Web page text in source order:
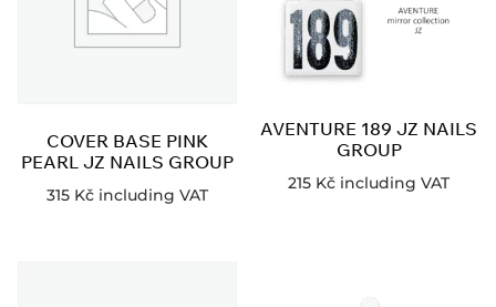
COVER BASE PINK
PEARL JZ NAILS GROUP
315 Kč including VAT
AVENTURE 189 JZ NAILS
GROUP
215 Kč including VAT